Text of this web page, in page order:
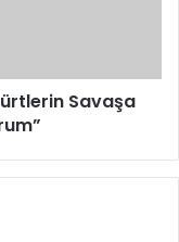
Savaşa